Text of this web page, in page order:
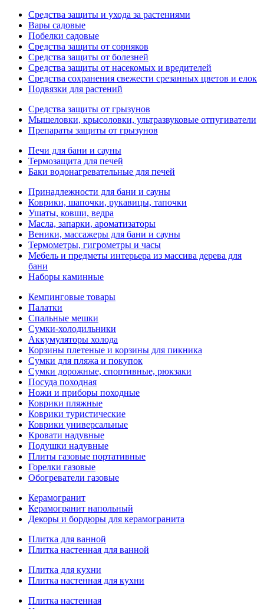
Средства защиты и ухода за растениями
Вары садовые
Побелки садовые
Средства защиты от сорняков
Средства защиты от болезней
Средства защиты от насекомых и вредителей
Средства сохранения свежести срезанных цветов и елок
Подвязки для растений
Средства защиты от грызунов
Мышеловки, крысоловки, ультразвуковые отпугиватели
Препараты защиты от грызунов
Печи для бани и сауны
Термозащита для печей
Баки водонагревательные для печей
Принадлежности для бани и сауны
Коврики, шапочки, рукавицы, тапочки
Ушаты, ковши, ведра
Масла, запарки, ароматизаторы
Веники, массажеры для бани и сауны
Термометры, гигрометры и часы
Мебель и предметы интерьера из массива дерева для
бани
Наборы каминные
Кемпинговые товары
Палатки
Спальные мешки
Сумки-холодильники
Аккумуляторы холода
Корзины плетеные и корзины для пикника
Сумки для пляжа и покупок
Сумки дорожные, спортивные, рюкзаки
Посуда походная
Ножи и приборы походные
Коврики пляжные
Коврики туристические
Коврики универсальные
Кровати надувные
Подушки надувные
Плиты газовые портативные
Горелки газовые
Обогреватели газовые
Керамогранит
Керамогранит напольный
Декоры и бордюры для керамогранита
Плитка для ванной
Плитка настенная для ванной
Плитка для кухни
Плитка настенная для кухни
Плитка настенная